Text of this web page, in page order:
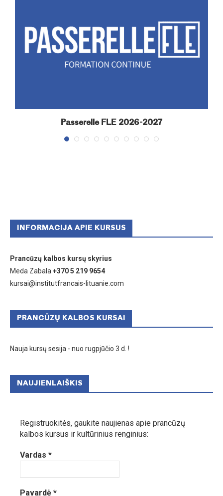
Passerelle FLE 2026-2027
INFORMACIJA APIE KURSUS
Prancūzų kalbos kursų skyrius
Meda Zabala +370 5 219 9654
kursai@institutfrancais-lituanie.com
PRANCŪZŲ KALBOS KURSAI
Nauja kursų sesija - nuo rugpjūčio 3 d. !
NAUJIENLAIŠKIS
Registruokitės, gaukite naujienas apie prancūzų
kalbos kursus ir kultūrinius renginius:
Vardas *
Pavardė *